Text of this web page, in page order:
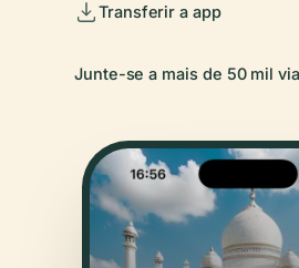
Transferir a app
Junte-se a mais de 50 mil